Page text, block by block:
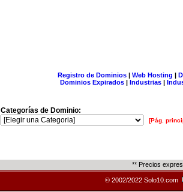
Registro de Dominios| Web Hosting |
Dominios Expirados | Industrias |
Categorías de Dominio:
[Pág.
** Precios
© 2002/2022 Solo10.com